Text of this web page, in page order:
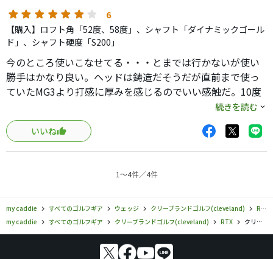
セッティングは以下のとおりです。
48°/467g/35.25/63.1(1°フラット)/D0
105y※HS42km/GC4
6
【購入】ロフト角「52度、58度」、シャフト「ダイナミックゴール
ド」、シャフト硬度「S200」
今のところ使いこなせてる・・・とまでは行かないが使い
勝手はかなり良い。ヘッドは鋳造だそうだが直前まで使っ
ていたMG3より打感に厚みを感じるのでいい感触だ。10度
のバウンスを選択したが高低も問題なく打ち分けられるし
引っかかったり左右にばらけないのでライ角も問題ないよ
うだ。
続きを読む
いいね
1〜4件／4件
my caddie すべてのゴルフギア ウェッジ クリーブランドゴルフ(cleveland)
RTX
my caddie
すべてのゴルフギア クリーブランドゴルフ(cleveland) RTX クリーブランドゴルフ／RTX／RTX 6 ジップコア ツアー ウェッジの口コミ評価一覧